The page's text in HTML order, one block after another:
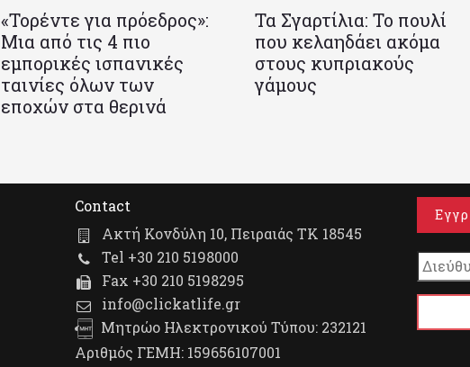
«Τορέντε για πρόεδρος»:
Mια από τις 4 πιο
εμπορικές ισπανικές
ταινίες όλων των
εποχών στα θερινά
Τα Σγαρτίλια: Το πουλί
που κελαηδάει ακόμα
στους κυπριακούς
γάμους
Contact
Ακτή Κονδύλη 10, Πειραιάς ΤΚ 18545
Tel +30 210 5198000
Fax +30 210 5198295
info@clickatlife.gr
Μητρώο Ηλεκτρονικού Τύπου: 232121
Αριθμός ΓΕΜΗ: 159656107001